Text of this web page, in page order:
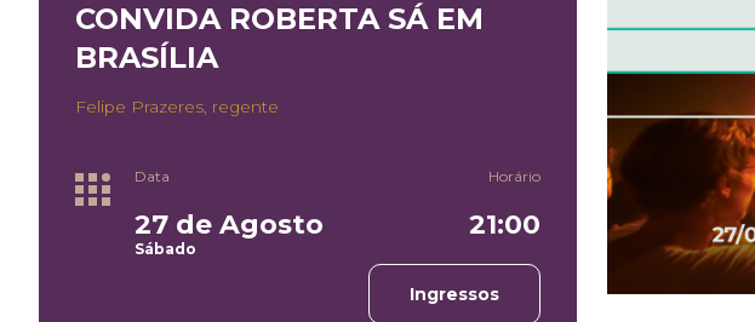
CONVIDA ROBERTA SÁ EM
BRASÍLIA
Felipe Prazeres, regente
Data
27 de Agosto
Sábado
Horário
21:00
Ingressos